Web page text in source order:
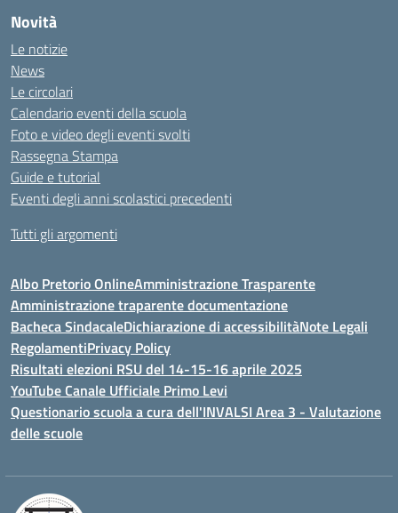
Novità
Le notizie
News
Le circolari
Calendario eventi della scuola
Foto e video degli eventi svolti
Rassegna Stampa
Guide e tutorial
Eventi degli anni scolastici precedenti
Tutti gli argomenti
Albo Pretorio OnlineAmministrazione Trasparente
Amministrazione traparente documentazione
Bacheca SindacaleDichiarazione di accessibilitàNote Legali
RegolamentiPrivacy Policy
Risultati elezioni RSU del 14-15-16 aprile 2025
YouTube Canale Ufficiale Primo Levi
Questionario scuola a cura dell'INVALSI Area 3 - Valutazione
delle scuole